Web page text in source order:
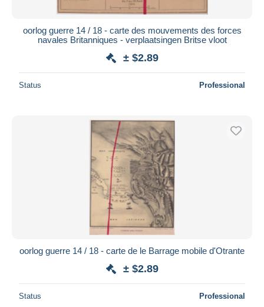
oorlog guerre 14 / 18 - carte des mouvements des forces
navales Britanniques - verplaatsingen Britse vloot
± $2.89
Status Professional
oorlog guerre 14 / 18 - carte de le Barrage mobile d'Otrante
± $2.89
Status Professional